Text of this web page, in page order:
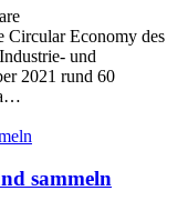
Circular Economy des
und
2021 rund 60
sammeln